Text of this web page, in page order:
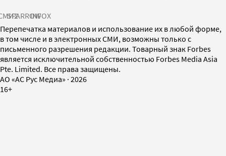
SPARROWINFOX
Перепечатка материалов и использование их в любой форме,
в том числе и в электронных СМИ, возможны только с
письменного разрешения редакции. Товарный знак Forbes
является исключительной собственностью Forbes Media Asia
Pte. Limited. Все права защищены.
AO «АС Рус Медиа» · 2026
16+